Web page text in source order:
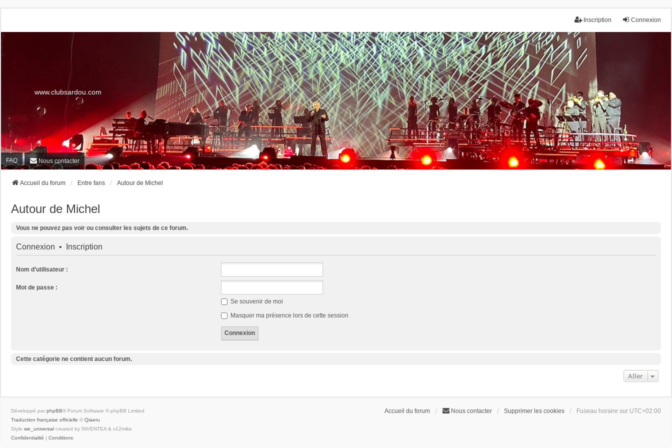
Connexion
Inscription
www.clubsardou.com
FAQ Nous contacter
Accueil du forum Entre fans Autour de Michel
Autour de Michel
Vous ne pouvez pas voir ou consulter les sujets de ce forum.
Connexion • Inscription
Nom d’utilisateur :
Mot de passe :
Se souvenir de moi
Masquer ma présence lors de cette session
Cette catégorie ne contient aucun forum.
Aller
Accueil du forum Nous contacter Supprimer les cookies Fuseau horaire sur UTC+02:00
Développé par phpBB® Forum Software © phpBB Limited
Traduction française officielle © Qiaeru
Style we_universal created by INVENTEA & v12mike
Confidentialité | Conditions